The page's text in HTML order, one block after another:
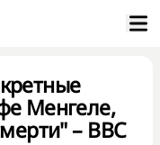
Менгеле,
– ВВС